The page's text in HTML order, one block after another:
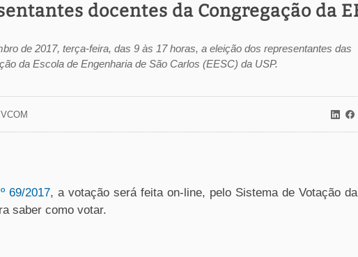
docentes da Congregação da
de 2017, terça-feira, das 9 às 17 horas, a eleição dos representantes das
da Escola de Engenharia de São Carlos (EESC) da USP.
69/2017, a votação será feita on-line, pelo Sistema de Votação
saber como votar.